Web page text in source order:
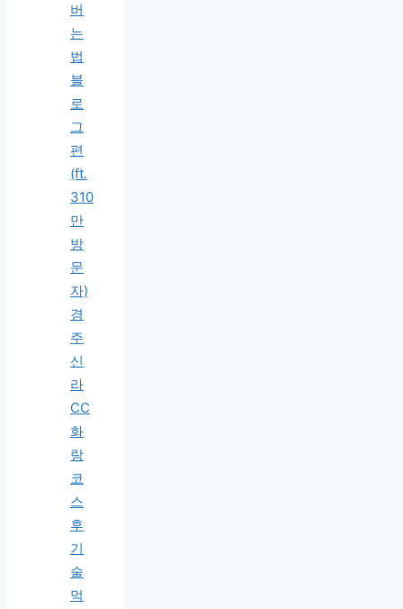
버
는
법
블
로
그
편
(ft.
310
만
방
문
자)
경
주
신
라
CC
화
랑
코
스
후
기
술
먹